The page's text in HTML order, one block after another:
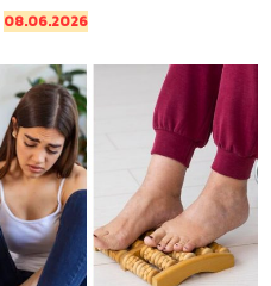
08.06.2026